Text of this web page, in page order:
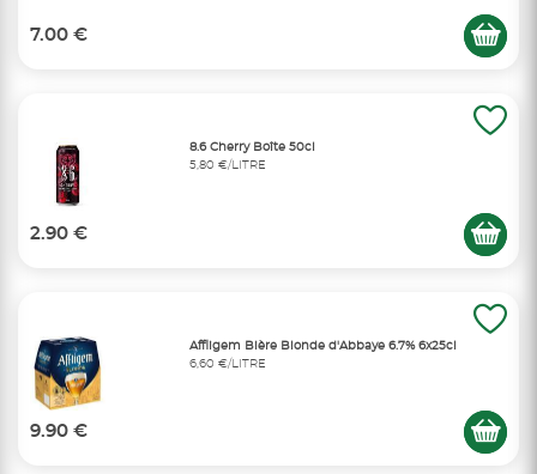
7.00 €
8.6 Cherry Boîte 50cl
5,80 €/LITRE
2.90 €
Affligem Bière Blonde d'Abbaye 6.7% 6x25cl
6,60 €/LITRE
9.90 €